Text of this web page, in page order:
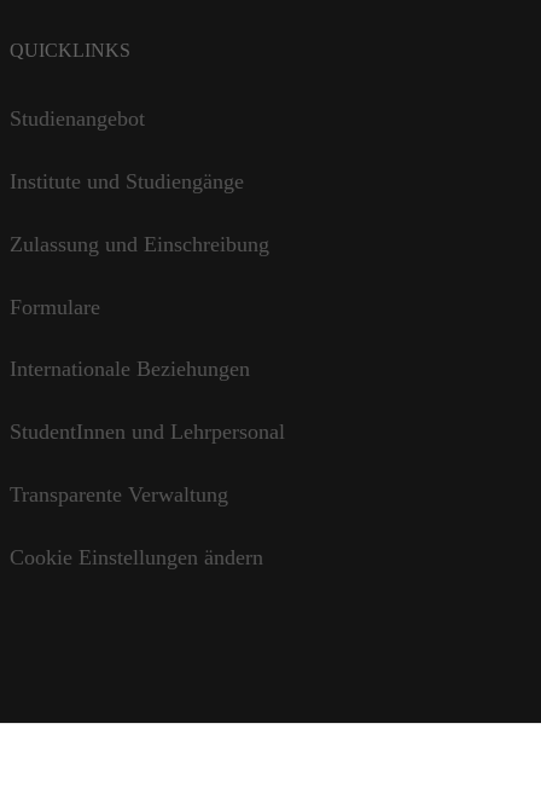
QUICKLINKS
Studienangebot
Institute und Studiengänge
Zulassung und Einschreibung
Formulare
Internationale Beziehungen
StudentInnen und Lehrpersonal
Transparente Verwaltung
Cookie Einstellungen ändern